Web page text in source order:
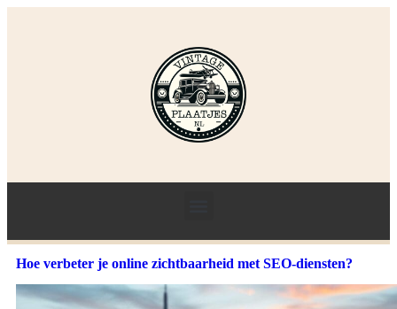
Hoe verbeter je online zichtbaarheid met SEO-diensten?